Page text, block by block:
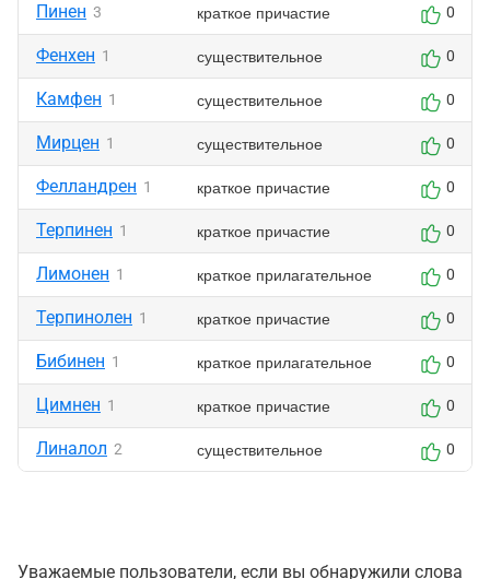
Пинен 3 краткое причастие 0
Фенхен 1 существительное 0
Камфен 1 существительное 0
Мирцен 1 существительное 0
Фелландрен 1 краткое причастие 0
Терпинен 1 краткое причастие 0
Лимонен 1 краткое прилагательное 0
Терпинолен 1 краткое причастие 0
Бибинен 1 краткое прилагательное 0
Цимнен 1 краткое причастие 0
Линалол 2 существительное 0
Уважаемые пользователи, если вы обнаружили слова